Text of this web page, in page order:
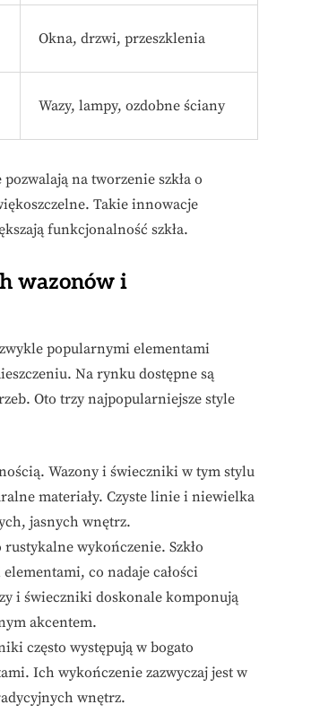
Okna, drzwi, przeszklenia
Wazy, lampy, ozdobne ściany
na tworzenie szkła o
Takie innowacje
funkcjonalność szkła.
wazonów i
popularnymi elementami
Na rynku dostępne są
Oto trzy najpopularniejsze style
Wazony i świeczniki w tym stylu
materiały. Czyste linie i niewielka
jasnych wnętrz.
wykończenie. Szkło
co nadaje całości
i świeczniki doskonale komponują
akcentem.
często występują w bogato
Ich wykończenie zazwyczaj jest w
wnętrz.